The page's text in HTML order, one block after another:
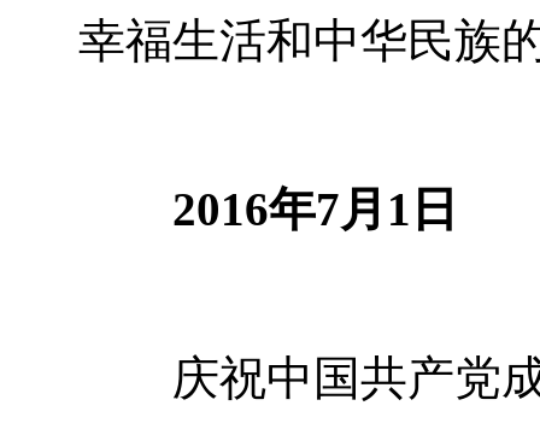
幸福生活和中华民族
2016年7月1日
庆祝中国共产党成